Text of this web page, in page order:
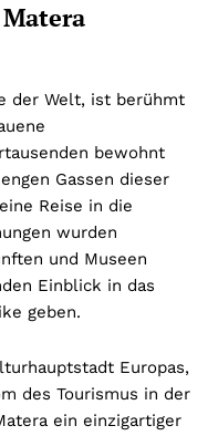
der Welt, ist berühmt
bewohnt
Gassen dieser
Reise in die
wurden
und Museen
Einblick in das
geben.
Europas,
des Tourismus in der
ein einzigartiger